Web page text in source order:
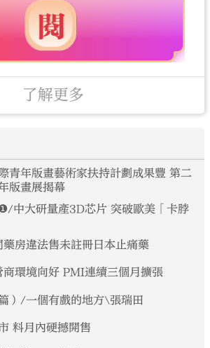
了解更多
青年版畫藝術家扶持計劃成果豐 第二
版畫展揭幕
中大研量產3D芯片 突破歐美「卡脖
房違法售未註冊日本止痛藥
環境向好 PMI連續三個月擴張
）/一個有戲的地方\張瑞田
料月內硬撼開售